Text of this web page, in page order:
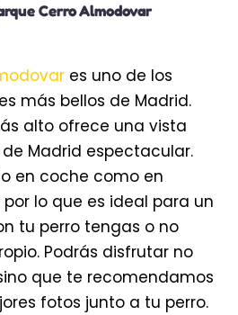
Cerro Almodovar
es uno de los
más bellos de Madrid.
alto ofrece una vista
Madrid espectacular.
en coche como en
lo que es ideal para un
tu perro tengas o no
Podrás disfrutar no
que te recomendamos
fotos junto a tu perro.